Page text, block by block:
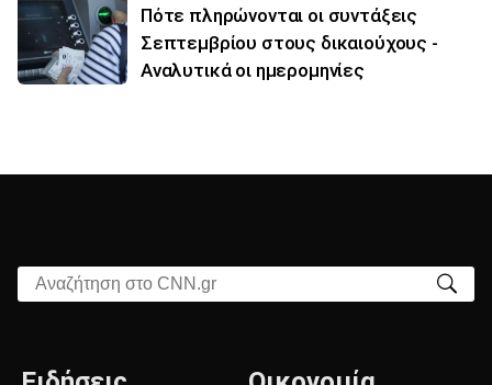
Πότε πληρώνονται οι συντάξεις
Σεπτεμβρίου στους δικαιούχους -
Αναλυτικά οι ημερομηνίες
Αναζήτηση στο CNN.gr